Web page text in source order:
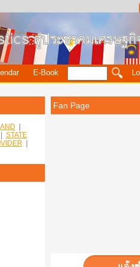
E-Book
STATE
Fan Page